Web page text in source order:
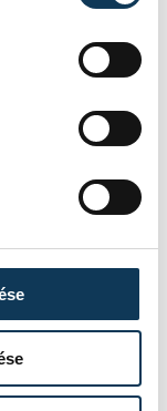
FOTÓS
Domján
Attila